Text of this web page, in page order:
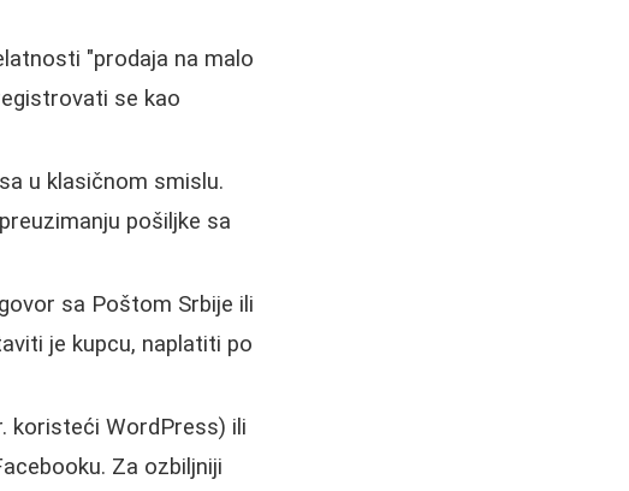
"prodaja na malo
se kao
u klasičnom smislu.
pošiljke sa
sa Poštom Srbije ili
je kupcu, naplatiti po
koristeći WordPress) ili
Za ozbiljniji